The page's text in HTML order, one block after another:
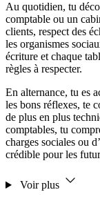
Au quotidien, tu
comptable ou un
clients, respect des
les organismes
écriture et chaque
règles à respecter.
En alternance, tu es
les bons réflexes, te
de plus en plus
comptables, tu
charges sociales ou
crédible pour les
Voir plus